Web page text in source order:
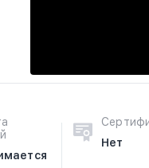
Нет